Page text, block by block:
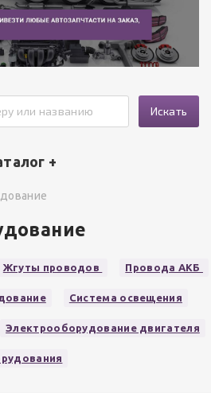
Искать
+
Жгуты проводов Провода АКБ
Система освещения
Электрооборудование двигателя